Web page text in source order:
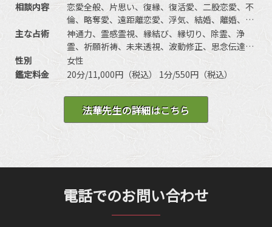
相談内容
恋愛全般、片思い、復縁、復活愛、二股恋愛、不
倫、略奪愛、遠距離恋愛、浮気、結婚、離婚、夫
婦問題、家庭問題、親子、育児、教育、介護、引
っ越し、仕事全般、適職、経営、進路、人間関
係、進路、相性、ママ友、相手の気持ち、人生相
談、開運、運勢、金銭、動物、故人、失せ物、心
霊相談など
主な占術
神通力、霊感霊視、縁結び、縁切り、除霊、浄
霊、祈願祈祷、未来透視、波動修正、思念伝達、
引き寄せ、ヒーリング、オーラ、チャクラ、前世/
過去世、魂入/魂抜、など
性別
女性
鑑定料金
20分/11,000円（税込） 1分/550円（税込）
法華先生の詳細はこちら
電話でのお問い合わせ